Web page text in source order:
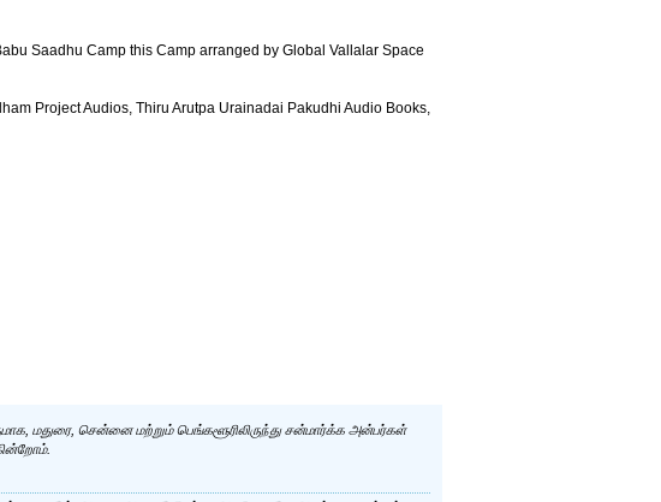
Saadhu Camp this Camp arranged by Global Vallalar Space
Project Audios, Thiru Arutpa Urainadai Pakudhi Audio Books,
மதுரை, சென்னை மற்றும் பெங்களூரிலிருந்து சன்மார்க்க அன்பர்கள்